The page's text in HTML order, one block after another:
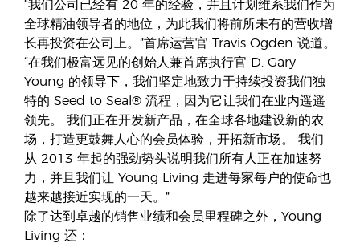
“我们公司已经有 20 年的经验，并且计划维系我们作为
全球精油领导者的地位，为此我们将前所未有的营收增
长再投资在公司上。”首席运营官 Travis Ogden 说道。
“在我们极富远见的创始人兼首席执行官 D. Gary
Young 的领导下，我们坚定地致力于持续投资我们独
特的 Seed to Seal® 流程，因为它让我们在业内遥遥
领先。 我们正在开发新产品，在全球各地建设新的农
场，打造更鼓舞人心的会员体验，开拓新市场。 我们
从 2013 年起的强劲势头说明我们所有人正在加速努
力，并且我们让 Young Living 走进每家每户的使命也
越来越接近实现的一天。”
除了达到卓越的销售业绩和会员里程碑之外，Young
Living 还：